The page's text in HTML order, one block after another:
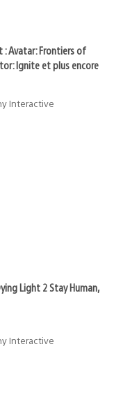
: Avatar: Frontiers of
Ignite et plus encore
Interactive
Light 2 Stay Human,
Interactive